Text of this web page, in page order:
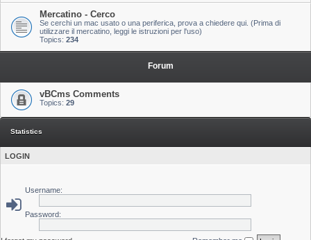
Mercatino - Cerco
Se cerchi un mac usato o una periferica, prova a chiedere qui. (Prima di
utilizzare il mercatino, leggi le istruzioni per l'uso)
Topics: 234
Forum
vBCms Comments
Topics: 29
Statistics
LOGIN
Username:
Password: